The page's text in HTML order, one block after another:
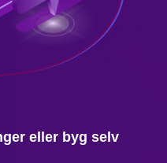
eller byg selv